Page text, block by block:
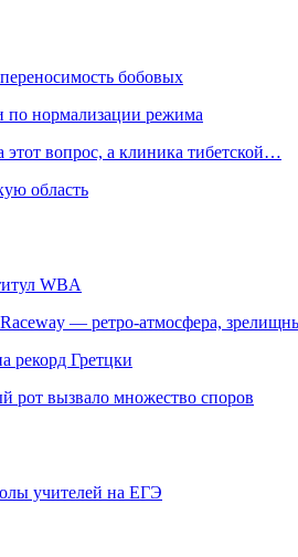
бобовых
по нормализации режима
вопрос, а клиника тибетской…
область
WBA
— ретро‑атмосфера,
рекорд Гретцки
рот вызвало множество споров
учителей на ЕГЭ